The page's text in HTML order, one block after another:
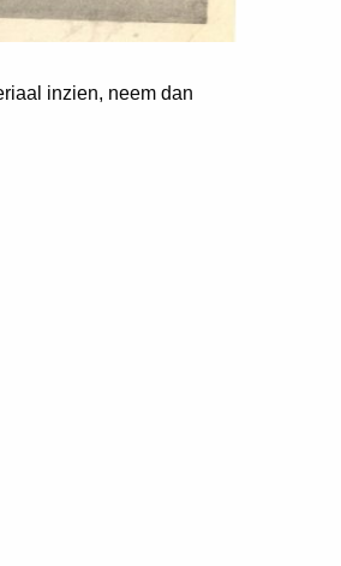
inzien, neem dan